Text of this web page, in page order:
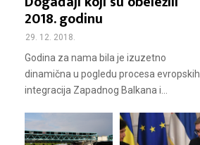
2018. godinu
29. 12. 2018.
Godina za nama bila je izuzetno
dinamična u pogledu procesa evropskih
integracija Zapadnog Balkana i...